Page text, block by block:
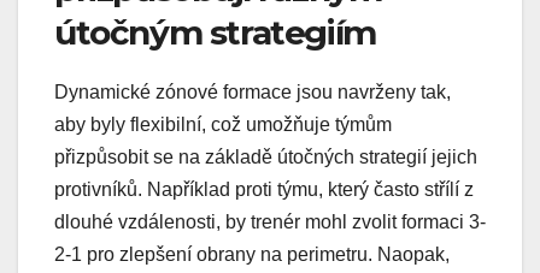
útočným strategiím
Dynamické zónové formace jsou navrženy tak,
aby byly flexibilní, což umožňuje týmům
přizpůsobit se na základě útočných strategií jejich
protivníků. Například proti týmu, který často střílí z
dlouhé vzdálenosti, by trenér mohl zvolit formaci 3-
2-1 pro zlepšení obrany na perimetru. Naopak,